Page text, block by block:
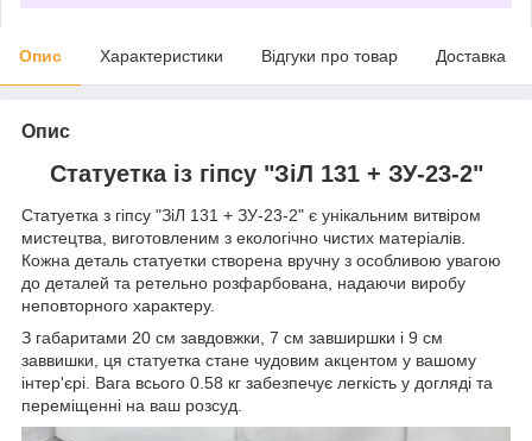
Опис Характеристики Відгуки про товар Доставка
Опис
Статуетка із гіпсу "ЗіЛ 131 + ЗУ-23-2"
Статуетка з гіпсу "ЗіЛ 131 + ЗУ-23-2" є унікальним витвіром
мистецтва, виготовленим з екологічно чистих матеріалів.
Кожна деталь статуетки створена вручну з особливою увагою
до деталей та ретельно розфарбована, надаючи виробу
неповторного характеру.
З габаритами 20 см завдовжки, 7 см завширшки і 9 см
заввишки, ця статуетка стане чудовим акцентом у вашому
інтер'єрі. Вага всього 0.58 кг забезпечує легкість у догляді та
переміщенні на ваш розсуд.